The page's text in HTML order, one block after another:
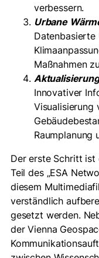
verbessern.
Urbane
Maßnahmen
Innovativer
Visualisierung
Raumplanung
Der erste Schritt ist
Teil des „ESA
diesem
verständlich
gesetzt werden.
der Vienna